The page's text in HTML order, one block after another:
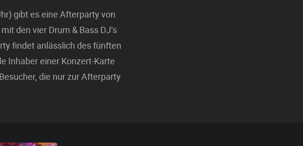
gibt es eine Afterparty von
den vier Drum & Bass DJ’s
findet anlässlich des fünften
Inhaber einer Konzert-Karte
die nur zur Afterparty